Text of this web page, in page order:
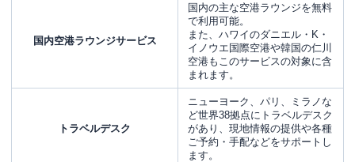
国内空港ラウンジサービス
国内の主な空港ラウンジを無料
で利用可能。
また、ハワイのダニエル・K・
イノウエ国際空港や韓国の仁川
空港もこのサービスの対象に含
まれます。
トラベルデスク
ニューヨーク、パリ、ミラノな
ど世界38拠点にトラベルデスク
があり、現地情報の提供や各種
ご予約・手配などをサポートし
ます。